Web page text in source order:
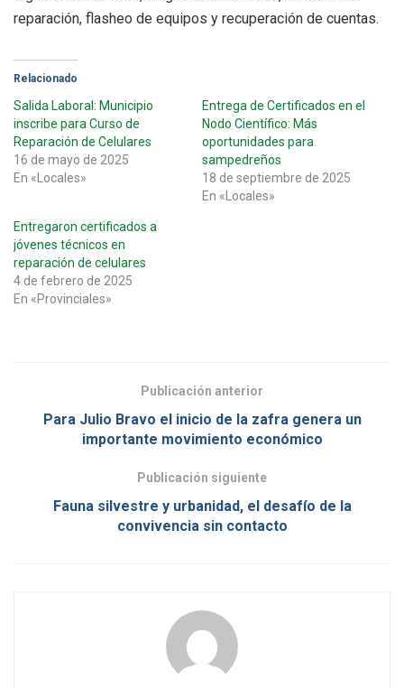
reparación, flasheo de equipos y recuperación de cuentas.
Relacionado
Salida Laboral: Municipio
inscribe para Curso de
Reparación de Celulares
16 de mayo de 2025
En «Locales»
Entrega de Certificados en el
Nodo Científico: Más
oportunidades para
sampedreños
18 de septiembre de 2025
En «Locales»
Entregaron certificados a
jóvenes técnicos en
reparación de celulares
4 de febrero de 2025
En «Provinciales»
Publicación anterior
Para Julio Bravo el inicio de la zafra genera un
importante movimiento económico
Publicación siguiente
Fauna silvestre y urbanidad, el desafío de la
convivencia sin contacto